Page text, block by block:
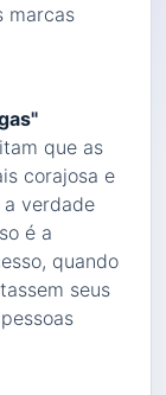
marcas
que as
corajosa e
verdade
é a
quando
seus